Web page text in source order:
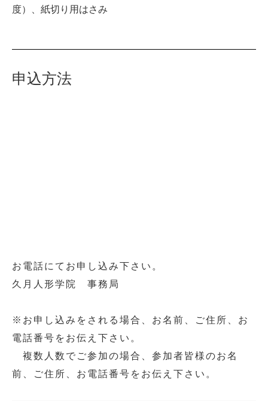
度）、紙切り用はさみ
申込方法
お電話にてお申し込み下さい。
久月人形学院 事務局
※お申し込みをされる場合、お名前、ご住所、お
電話番号をお伝え下さい。
複数人数でご参加の場合、参加者皆様のお名
前、ご住所、お電話番号をお伝え下さい。